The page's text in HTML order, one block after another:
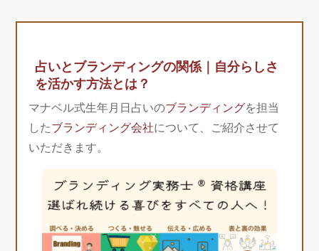
占いとブランディングの関係｜自分らしさ
を活かす方法とは？
マナベル式生年月日占いのブランディングを担当
したブランディング会社について、ご紹介させて
いただきます。